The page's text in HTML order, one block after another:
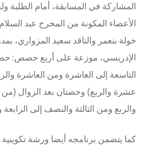
المشاركة في المسابقة، أمام الطلبة
الأعضاء المكونة من المخرج عبد
خولة بنعمر والناقد سعيد المزواري،
الإدريسي، موزعة على أربع حصص:
التاسعة إلى العاشرة ومن العاشرة
عشرة والربع) وحصتان بعد الزوال (من
والربع ومن الثالثة والنصف إلى